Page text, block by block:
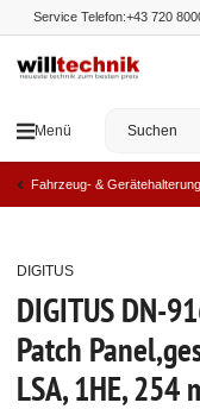
Service Telefon:+43 720
Menü
Fahrzeug- &
DIGITUS DN-
Patch
LSA, 1HE,
DIGITUS